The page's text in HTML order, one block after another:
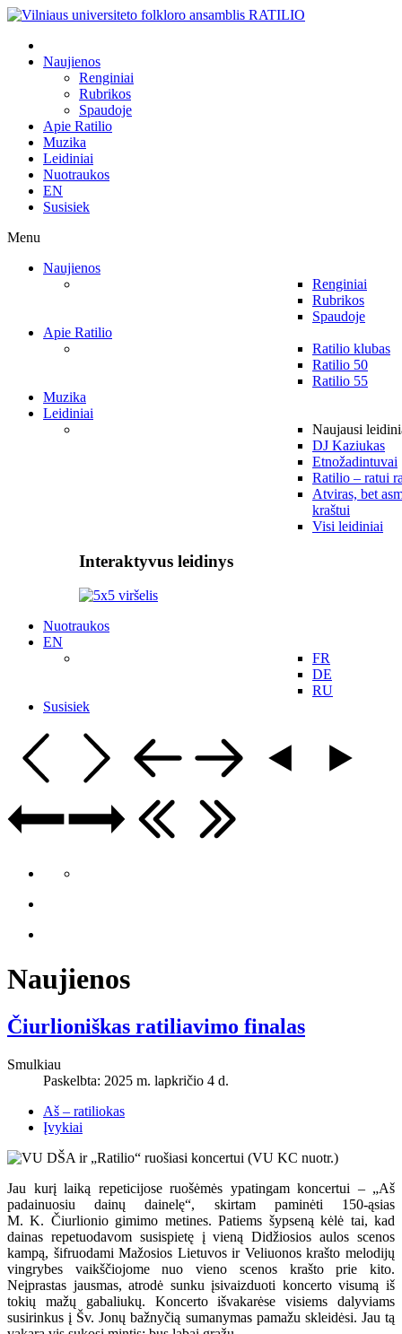
Naujienos
Renginiai
Rubrikos
Spaudoje
Apie Ratilio
Muzika
Leidiniai
Nuotraukos
EN
Susisiek
Menu
Naujienos
Renginiai
Rubrikos
Spaudoje
Apie Ratilio
Ratilio klubas
Ratilio 50
Ratilio 55
Muzika
Leidiniai
Naujausi
DJ Kaziukas
Etnožadintuvai
Ratilio – ratui
Atviras, bet
kraštui
Visi leidiniai
Interaktyvus leidinys
Nuotraukos
EN
FR
DE
RU
Susisiek
Naujienos
Čiurlioniškas ratiliavimo finalas
Smulkiau
Paskelbta: 2025 m. lapkričio 4 d.
Aš – ratiliokas
Įvykiai
Jau kurį laiką repeticijose ruošėmės ypatingam koncertui – „Aš
padainuosiu dainų dainelę“, skirtam paminėti 150-ąsias
M. K. Čiurlionio gimimo metines. Patiems šypseną kėlė tai, kad
dainas repetuodavom susispietę į vieną Didžiosios aulos scenos
kampą, šifruodami Mažosios Lietuvos ir Veliuonos krašto melodijų
vingrybes vaikščiojome nuo vieno scenos krašto prie kito.
Neįprastas jausmas, atrodė sunku įsivaizduoti koncerto visumą iš
tokių mažų gabaliukų. Koncerto išvakarėse visiems dalyviams
susirinkus į Šv. Jonų bažnyčią sumanymas pamažu skleidėsi. Jau tą